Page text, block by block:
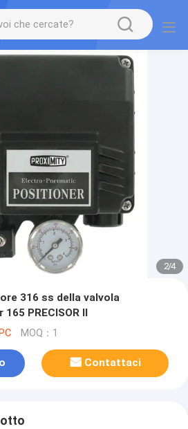
2/4
316 ss della valvola
PRECISOR II
MOQ：1
Contattaci